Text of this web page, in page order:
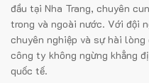
đầu tại Nha Trang, chuyên
trong và ngoài nước. Với đội
chuyên nghiệp và sự hài
công ty không ngừng khẳng
quốc tế.